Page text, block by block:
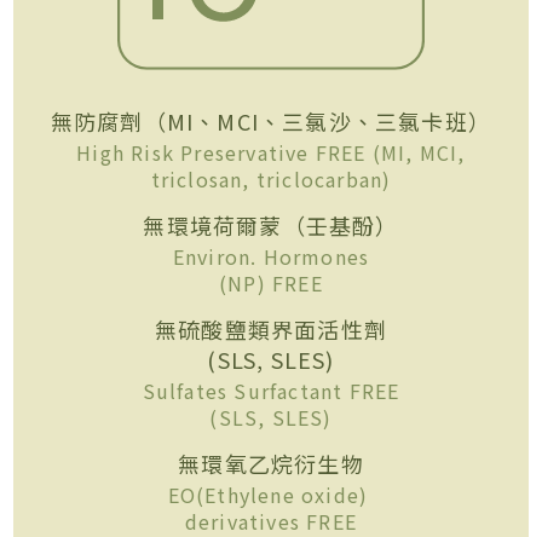
無防腐劑（MI、MCI、三氯沙、三氯卡班）
High Risk Preservative FREE (MI, MCI,
triclosan, triclocarban)
無環境荷爾蒙（壬基酚）
Environ. Hormones
(NP) FREE
無硫酸鹽類界面活性劑
(SLS, SLES)
Sulfates Surfactant FREE
(SLS, SLES)
無環氧乙烷衍生物
EO(Ethylene oxide)
derivatives FREE